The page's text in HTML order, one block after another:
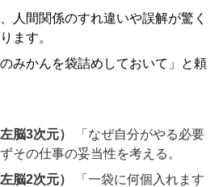
人間関係のすれ違いや誤解が驚く
ます。
みかんを袋詰めしておいて」と頼
脳3次元）
「なぜ自分がやる必要
その仕事の妥当性を考える。
脳2次元）
「一袋に何個入れます